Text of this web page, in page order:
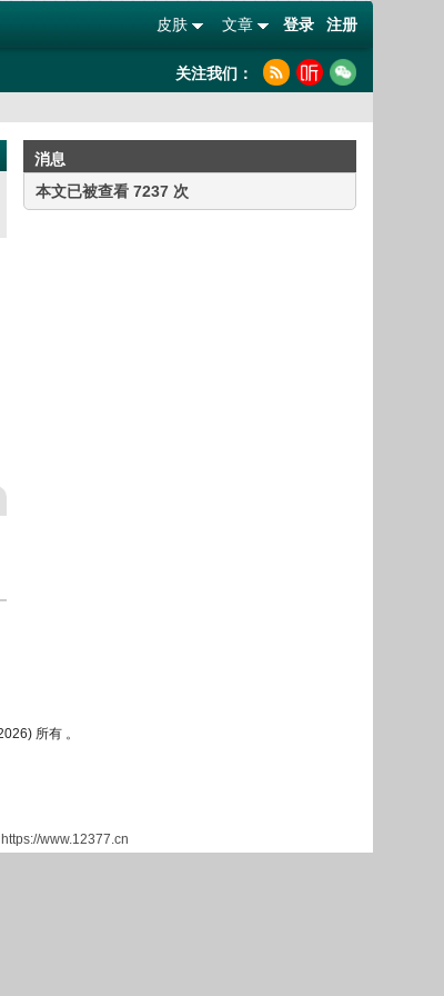
登录 注册
文章
皮肤
关注我们：
消息
本文已被查看 7237 次
所有 。
https://www.12377.cn